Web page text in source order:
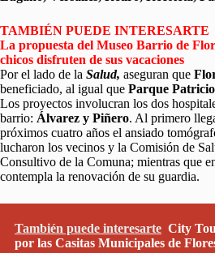
TAMBIÉN PUEDE INTERESARTE
La propuesta del Museo Barrio de
chicos disfruten de sus vacaciones
Por el lado de la Salud, aseguran que
beneficiado, al igual que Parque
Los proyectos involucran los dos
barrio: Álvarez y Piñero. Al primero
próximos cuatro años el ansiado
lucharon los vecinos y la Comisión de
Consultivo de la Comuna; mientras que
contempla la renovación de su guardia.
También puede interesarte City
por las Casitas Municipales de